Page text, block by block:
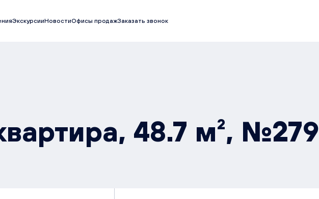
ЭкскурсииНовостиОфисы продажЗаказать звонок
48.7 м², №279